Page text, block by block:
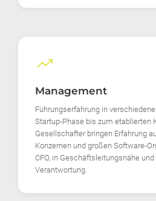
trending_up
Management
Führungserfahrung in
Startup-Phase bis zum etablierten
Gesellschafter bringen Erfahrung
Konzernen und großen Software-
CFO, in Geschäftsleitungsnähe
Verantwortung.